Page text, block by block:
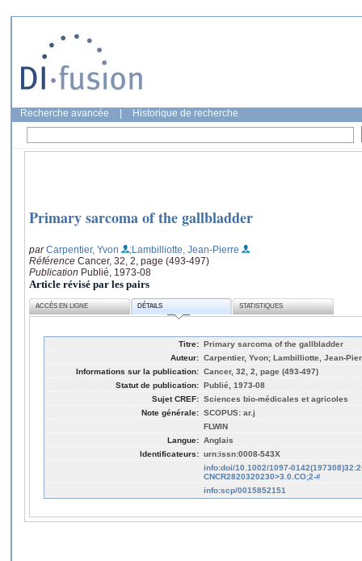
Recherche avancée Historique de recherche
Primary sarcoma of the gallbladder
parCarpentier, Yvon
;Lambilliotte, Jean-Pierre
Référence Cancer, 32, 2, page (493-497)
Publication Publié, 1973-08
Article révisé par les pairs
ACCÈS EN LIGNE DÉTAILS STATISTIQUES
Titre: Primary sarcoma of the gallbladder
Auteur: Carpentier, Yvon; Lambilliotte, Jean-
Informations sur la publication: Cancer, 32, 2, page (493-497)
Statut de publication: Publié, 1973-08
Sujet CREF: Sciences bio-médicales et agricoles
Note générale: SCOPUS: ar.j
FLWIN
Langue: Anglais
Identificateurs: urn:issn:0008-543X
info:doi/10.1002/1097-
CNCR2820320230>3.0.CO;2-#
info:scp/0015852151